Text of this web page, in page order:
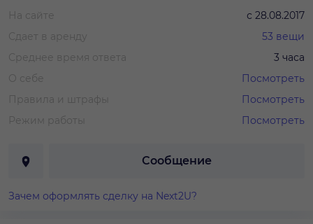
На сайте с 28.08.2017
Сдает в аренду
53 вещи
Среднее время ответа
3 часа
О себе
Посмотреть
Правила и штрафы
Посмотреть
Режим работы
Посмотреть
Сообщение
Зачем оформлять сделку на Next2U?